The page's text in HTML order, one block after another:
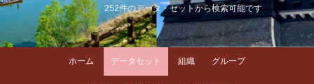
252件のデータ・セットから検索可能です
ホーム データセット 組織 グループ